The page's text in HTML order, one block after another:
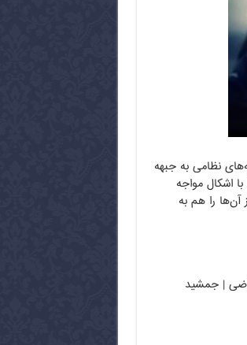
نظامی به جبهه
اشکال مواجه
را هم به
| جمشید